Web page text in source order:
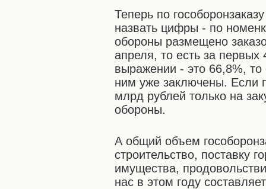
Теперь по
назвать цифры - по
обороны размещено
апреля, то есть за
выражении - это 66,8%, то
ним уже заключены. Если
млрд рублей только на
обороны.
А общий объем
строительство, поставку
имущества,
нас в этом году